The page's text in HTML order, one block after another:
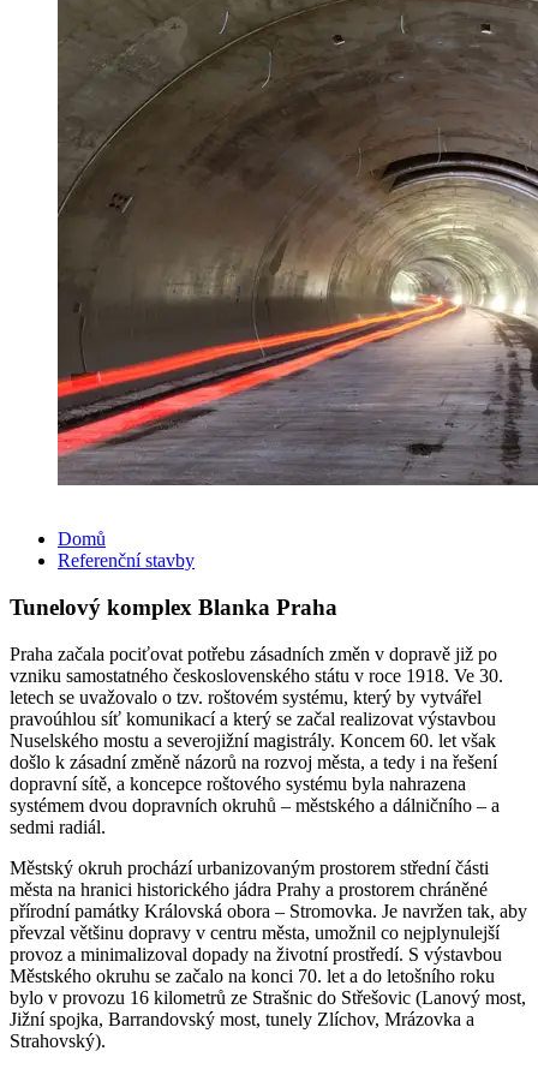
Domů
Referenční stavby
Tunelový komplex Blanka Praha
Praha začala pociťovat potřebu zásadních změn v dopravě již po
vzniku samostatného československého státu v roce 1918. Ve 30.
letech se uvažovalo o tzv. roštovém systému, který by vytvářel
pravoúhlou síť komunikací a který se začal realizovat výstavbou
Nuselského mostu a severojižní magistrály. Koncem 60. let však
došlo k zásadní změně názorů na rozvoj města, a tedy i na řešení
dopravní sítě, a koncepce roštového systému byla nahrazena
systémem dvou dopravních okruhů – městského a dálničního – a
sedmi radiál.
Městský okruh prochází urbanizovaným prostorem střední části
města na hranici historického jádra Prahy a prostorem chráněné
přírodní památky Královská obora – Stromovka. Je navržen tak, aby
převzal většinu dopravy v centru města, umožnil co nejplynulejší
provoz a minimalizoval dopady na životní prostředí. S výstavbou
Městského okruhu se začalo na konci 70. let a do letošního roku
bylo v provozu 16 kilometrů ze Strašnic do Střešovic (Lanový most,
Jižní spojka, Barrandovský most, tunely Zlíchov, Mrázovka a
Strahovský).